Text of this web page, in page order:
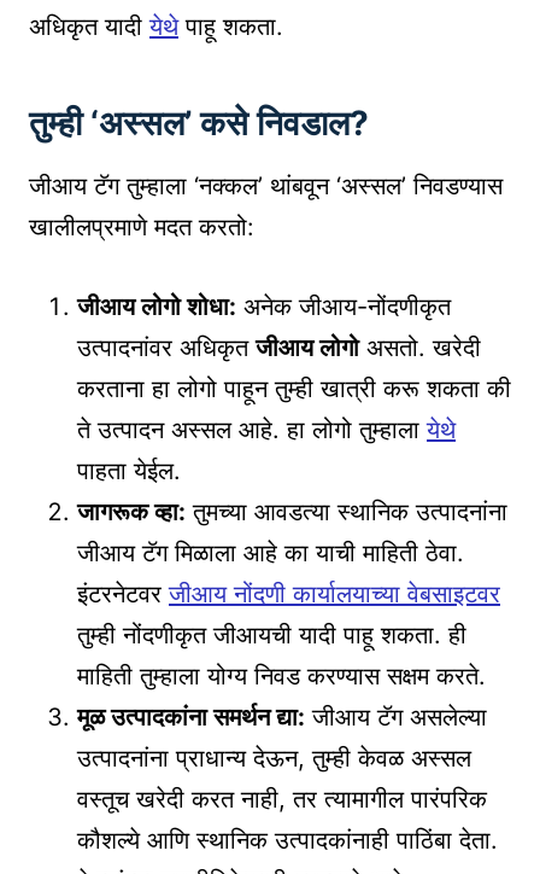
अधिकृत यादीयेथेपाहू शकता.
तुम्ही ‘अस्सल’ कसे निवडाल?
जीआय टॅग तुम्हाला ‘नक्कल’ थांबवून ‘अस्सल’ निवडण्यास
खालीलप्रमाणे मदत करतो:
जीआय लोगो शोधा: अनेक जीआय-नोंदणीकृत
उत्पादनांवर अधिकृतजीआय लोगोअसतो. खरेदी
करताना हा लोगो पाहून तुम्ही खात्री करू शकता की
ते उत्पादन अस्सल आहे. हा लोगो तुम्हालायेथे
पाहता येईल.
जागरूक व्हा: तुमच्या आवडत्या स्थानिक उत्पादनांना
जीआय टॅग मिळाला आहे का याची माहिती ठेवा.
इंटरनेटवरजीआय नोंदणी कार्यालयाच्या वेबसाइटवर
तुम्ही नोंदणीकृत जीआयची यादी पाहू शकता. ही
माहिती तुम्हाला योग्य निवड करण्यास सक्षम करते.
मूळ उत्पादकांना समर्थन द्या: जीआय टॅग असलेल्या
उत्पादनांना प्राधान्य देऊन, तुम्ही केवळ अस्सल
वस्तूच खरेदी करत नाही, तर त्यामागील पारंपरिक
कौशल्ये आणि स्थानिक उत्पादकांनाही पाठिंबा देता.